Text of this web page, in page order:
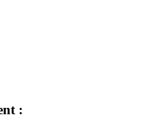
: